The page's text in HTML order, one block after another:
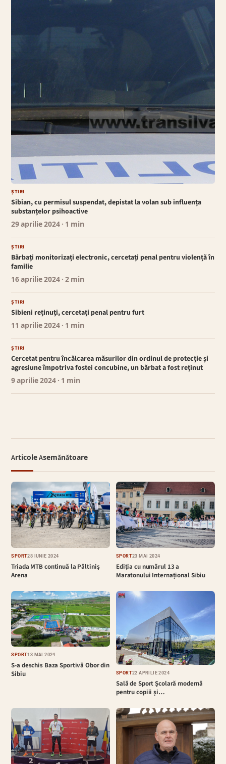
ȘTIRI
Sibian, cu permisul suspendat, depistat la volan sub influența
substanțelor psihoactive
29 aprilie 2024 · 1 min
ȘTIRI
Bărbați monitorizați electronic, cercetați penal pentru violență în
familie
16 aprilie 2024 · 2 min
ȘTIRI
Sibieni reținuți, cercetați penal pentru furt
11 aprilie 2024 · 1 min
ȘTIRI
Cercetat pentru încălcarea măsurilor din ordinul de protecție și
agresiune împotriva fostei concubine, un bărbat a fost reținut
9 aprilie 2024 · 1 min
Articole Asemănătoare
SPORT28 IUNIE 2024
Triada MTB continuă la Păltiniș
Arena
SPORT23 MAI 2024
Ediția cu numărul 13 a
Maratonului Internațional Sibiu
SPORT13 MAI 2024
S-a deschis Baza Sportivă Obor din
Sibiu
SPORT22 APRILIE 2024
Sală de Sport Școlară modernă
pentru copiii și…